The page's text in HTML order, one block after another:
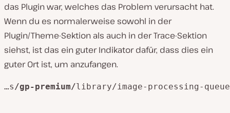
das Plugin war, welches das Problem verursacht hat.
Wenn du es normalerweise sowohl in der
Plugin/Theme-Sektion als auch in der Trace-Sektion
siehst, ist das ein guter Indikator dafür, dass dies ein
guter Ort ist, um anzufangen.
…s /gp-premium/library/image-processing-